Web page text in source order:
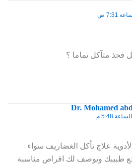
متآكل تماما ؟
Dr. Mohamed
علاج تأكل الغضاريف سواء
طبيبك ويوصف لك اقراص مناسبة